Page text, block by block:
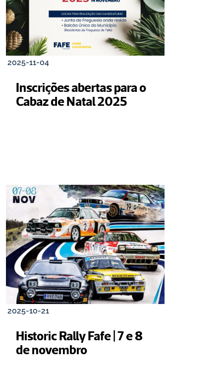
2025-11-04
Inscrições abertas para o
Cabaz de Natal 2025
2025-10-21
Historic Rally Fafe | 7 e 8
de novembro